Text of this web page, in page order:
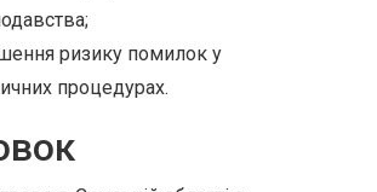
ризику помилок у
процедурах.